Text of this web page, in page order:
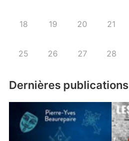
18 19 20 21
25 26 27 28
Dernières publications